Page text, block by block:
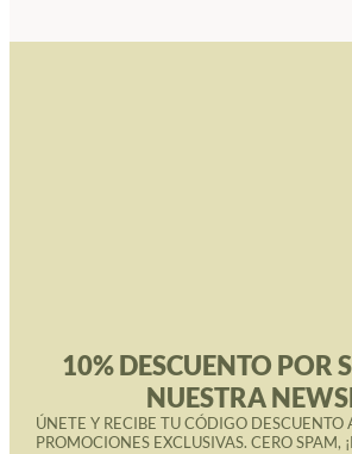
10% DESCUENTO POR
NUESTRA
ÚNETE Y RECIBE TU CÓDIGO DESCUENTO
PROMOCIONES EXCLUSIVAS. CERO SPAM,